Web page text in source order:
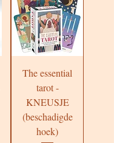
The essential
tarot -
KNEUSJE
(beschadigde
hoek)